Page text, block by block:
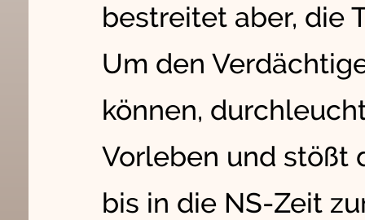
bestreitet aber, die
Um den
können,
Vorleben und stößt
bis in die NS-Zeit